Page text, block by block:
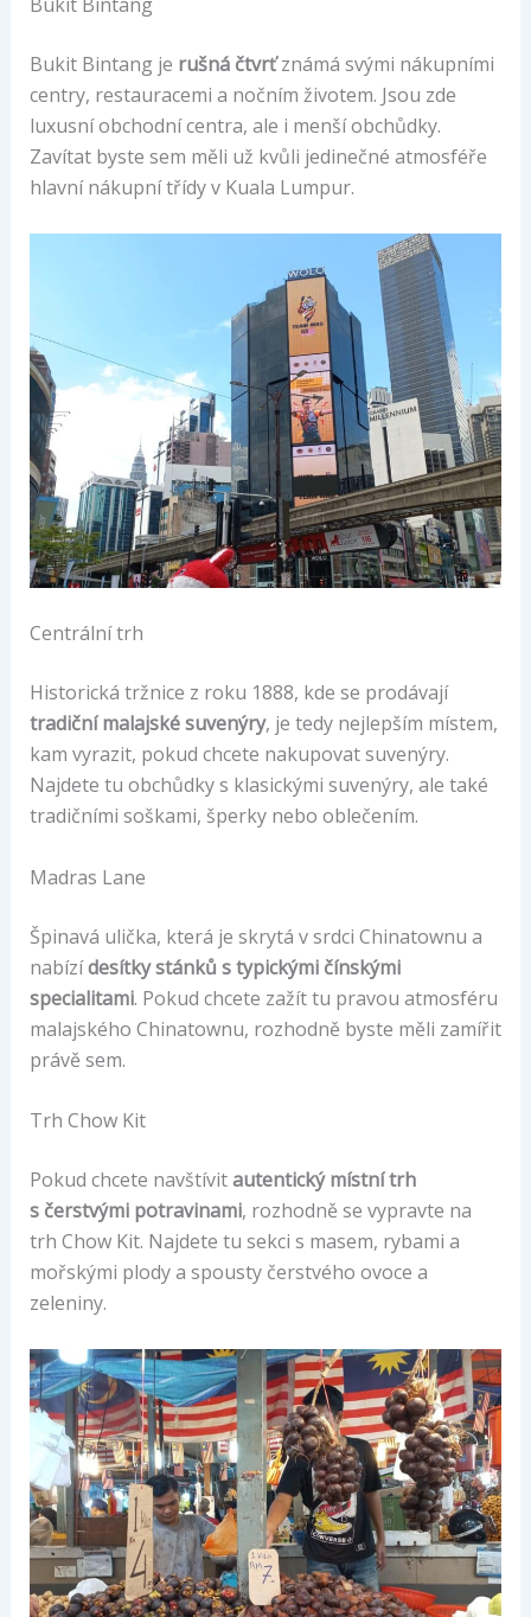
Bukit Bintang je rušná čtvrťznámá svými nákupními
centry, restauracemi a nočním životem. Jsou zde
luxusní obchodní centra, ale i menší obchůdky.
Zavítat byste sem měli už kvůli jedinečné atmosféře
hlavní nákupní třídy v Kuala Lumpur.
Centrální trh
Historická tržnice z roku 1888, kde se prodávají
tradiční malajské suvenýry, je tedy nejlepším místem,
kam vyrazit, pokud chcete nakupovat suvenýry.
Najdete tu obchůdky s klasickými suvenýry, ale také
tradičními soškami, šperky nebo oblečením.
Madras Lane
Špinavá ulička, která je skrytá v srdci Chinatownu a
nabízídesítky stánků s typickými čínskými
specialitami. Pokud chcete zažít tu pravou atmosféru
malajského Chinatownu, rozhodně byste měli zamířit
právě sem.
Trh Chow Kit
Pokud chcete navštívitautentický místní trh
s čerstvými potravinami, rozhodně se vypravte na
trh Chow Kit. Najdete tu sekci s masem, rybami a
mořskými plody a spousty čerstvého ovoce a
zeleniny.